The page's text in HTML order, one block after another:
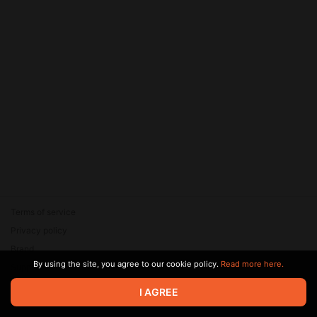
© 2026 Zaya Solutions Limited. All rights reserved. All trademarks
are the property of their respective owners.
Brand
SupportBy using the site, you agree to our cookie policy. Read more here.
I AGREE